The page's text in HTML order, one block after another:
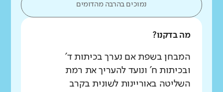
נמוכים בהרבה מהדומים
מה בדקנו?
המבחן בשפת אם נערך בכיתות ד'
ובכיתות ח' ונועד להעריך את רמת
השליטה באוריינות לשונית בקרב